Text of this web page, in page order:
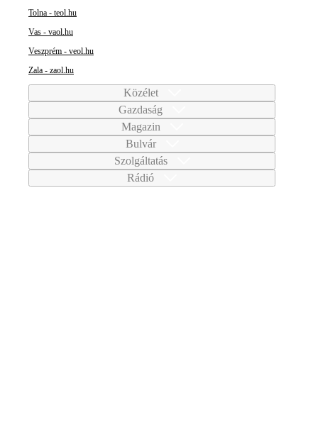
Tolna - teol.hu
Vas - vaol.hu
Veszprém - veol.hu
Zala - zaol.hu
Közélet
Gazdaság
Magazin
Bulvár
Szolgáltatás
Rádió